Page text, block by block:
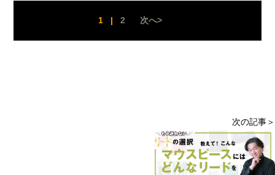
1 | 2 次へ>
次の記事＞